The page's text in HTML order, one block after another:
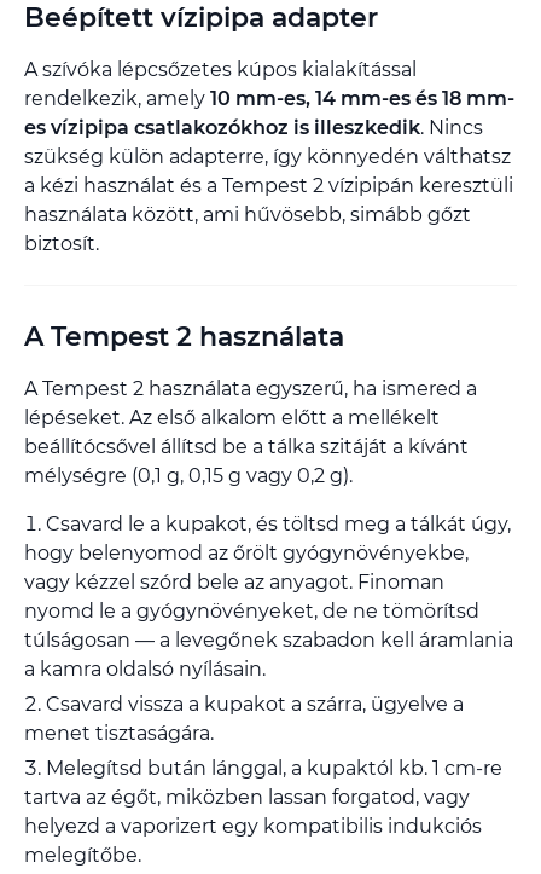
Beépített vízipipa adapter
A szívóka lépcsőzetes kúpos kialakítással
rendelkezik, amely 10 mm-es, 14 mm-es és 18 mm-
es vízipipa csatlakozókhoz is illeszkedik. Nincs
szükség külön adapterre, így könnyedén válthatsz
a kézi használat és a Tempest 2 vízipipán keresztüli
használata között, ami hűvösebb, simább gőzt
biztosít.
A Tempest 2 használata
A Tempest 2 használata egyszerű, ha ismered a
lépéseket. Az első alkalom előtt a mellékelt
beállítócsővel állítsd be a tálka szitáját a kívánt
mélységre (0,1 g, 0,15 g vagy 0,2 g).
Csavard le a kupakot, és töltsd meg a tálkát úgy,
hogy belenyomod az őrölt gyógynövényekbe,
vagy kézzel szórd bele az anyagot. Finoman
nyomd le a gyógynövényeket, de ne tömörítsd
túlságosan — a levegőnek szabadon kell áramlania
a kamra oldalsó nyílásain.
Csavard vissza a kupakot a szárra, ügyelve a
menet tisztaságára.
Melegítsd bután lánggal, a kupaktól kb. 1 cm-re
tartva az égőt, miközben lassan forgatod, vagy
helyezd a vaporizert egy kompatibilis indukciós
melegítőbe.